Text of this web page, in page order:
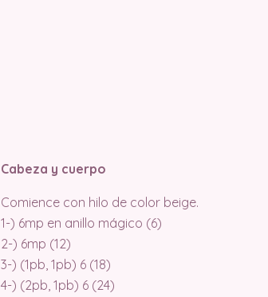
Cabeza y cuerpo
Comience con hilo de color beige.
1-) 6mp en anillo mágico (6)
2-) 6mp (12)
3-) (1pb, 1pb) 6 (18)
4-) (2pb, 1pb) 6 (24)